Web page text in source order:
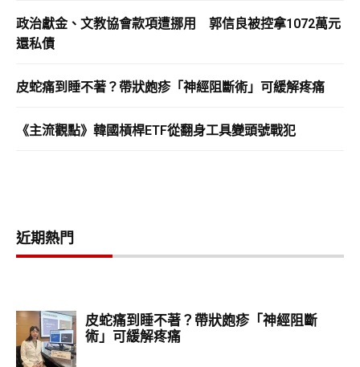
政治獻金、文教協會款項遭挪用 郭信良被控拿1072萬元
還私債
皮蛇痛到睡不著？帶狀皰疹「神經阻斷術」可緩解疼痛
《主流觀點》韓國槓桿ETF從翻身工具變頭號戰犯
近期熱門